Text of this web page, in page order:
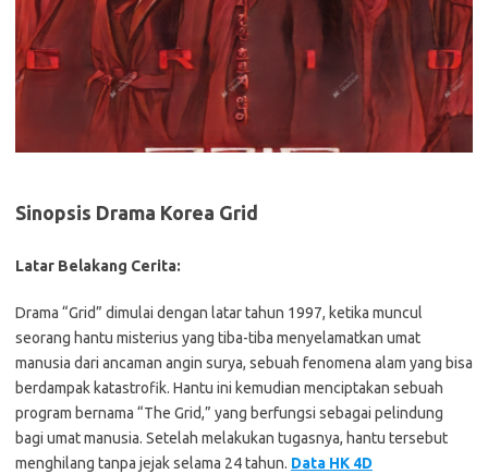
Sinopsis Drama Korea Grid
Latar Belakang Cerita:
Drama “Grid” dimulai dengan latar tahun 1997, ketika muncul
seorang hantu misterius yang tiba-tiba menyelamatkan umat
manusia dari ancaman angin surya, sebuah fenomena alam yang bisa
berdampak katastrofik. Hantu ini kemudian menciptakan sebuah
program bernama “The Grid,” yang berfungsi sebagai pelindung
bagi umat manusia. Setelah melakukan tugasnya, hantu tersebut
menghilang tanpa jejak selama 24 tahun. Data HK 4D